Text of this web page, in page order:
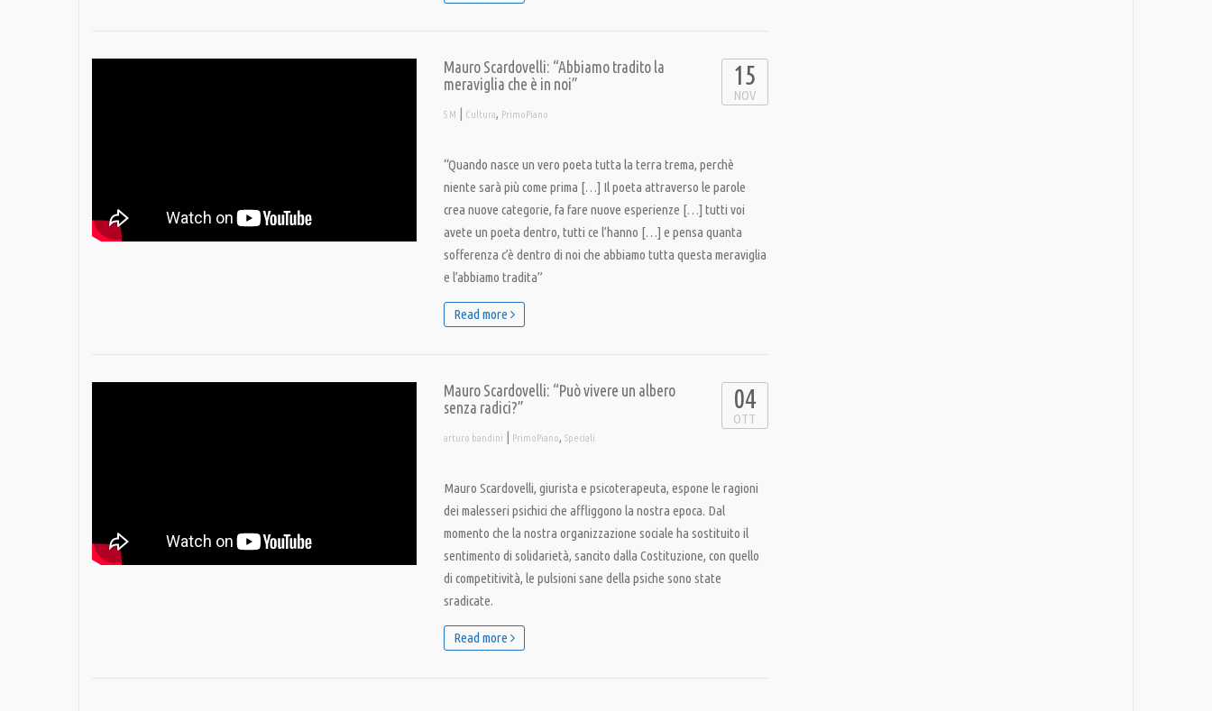
Mauro Scardovelli: “Abbiamo tradito la
meraviglia che è in noi”
S M | Cultura, PrimoPiano
15
NOV
“Quando nasce un vero poeta tutta la terra trema, perchè
niente sarà più come prima […] Il poeta attraverso le parole
crea nuove categorie, fa fare nuove esperienze […] tutti voi
avete un poeta dentro, tutti ce l’hanno […] e pensa quanta
sofferenza c’è dentro di noi che abbiamo tutta questa meraviglia
e l’abbiamo tradita”
Read more
Mauro Scardovelli: “Può vivere un albero
senza radici?”
arturo bandini | PrimoPiano, Speciali
04
OTT
Mauro Scardovelli, giurista e psicoterapeuta, espone le ragioni
dei malesseri psichici che affliggono la nostra epoca. Dal
momento che la nostra organizzazione sociale ha sostituito il
sentimento di solidarietà, sancito dalla Costituzione, con quello
di competitività, le pulsioni sane della psiche sono state
sradicate.
Read more